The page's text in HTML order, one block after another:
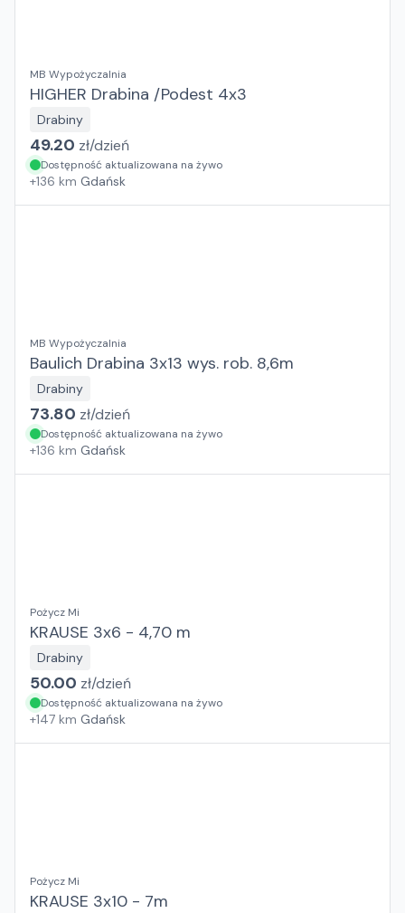
MB Wypożyczalnia
HIGHER Drabina /Podest 4x3
Drabiny
49.20 zł/dzień
Dostępność aktualizowana na żywo
+136 km Gdańsk
MB Wypożyczalnia
Baulich Drabina 3x13 wys. rob. 8,6m
Drabiny
73.80 zł/dzień
Dostępność aktualizowana na żywo
+136 km Gdańsk
Pożycz Mi
KRAUSE 3x6 - 4,70 m
Drabiny
50.00 zł/dzień
Dostępność aktualizowana na żywo
+147 km Gdańsk
Pożycz Mi
KRAUSE 3x10 - 7m